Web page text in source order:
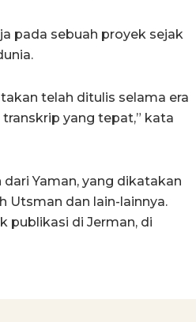
pada sebuah proyek sejak
telah ditulis selama era
yang tepat,” kata
Yaman, yang dikatakan
Utsman dan lain-lainnya.
publikasi di Jerman, di